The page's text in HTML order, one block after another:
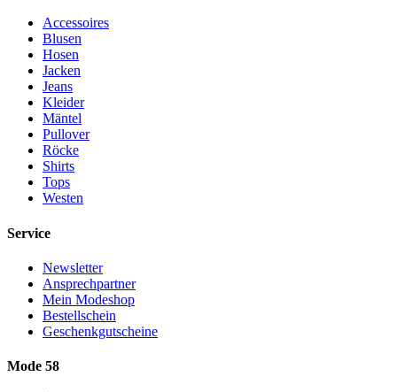
Accessoires
Blusen
Hosen
Jacken
Jeans
Kleider
Mäntel
Pullover
Röcke
Shirts
Tops
Westen
Service
Newsletter
Ansprechpartner
Mein Modeshop
Bestellschein
Geschenkgutscheine
Mode 58